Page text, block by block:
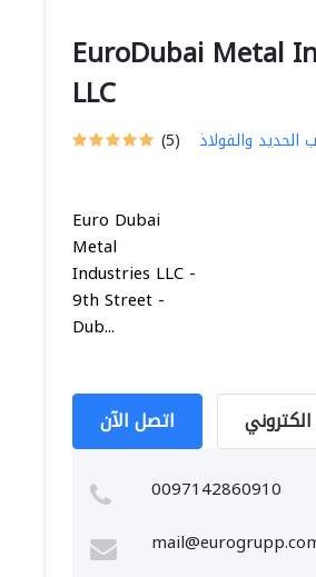
EuroDubai Metal
LLC
(5) والفولاذ
Euro Dubai
Metal
Industries LLC -
9th Street -
Dub...
اتصل الآن
0097142860910